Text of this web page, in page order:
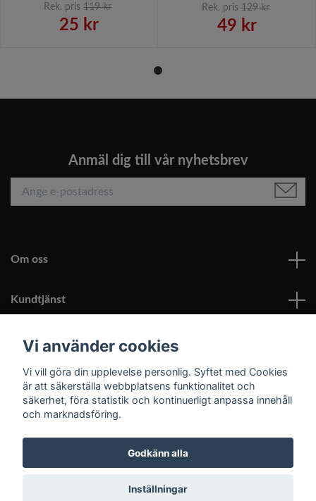
Rek. pris 119 kr
25 kr
linnefärginne.
Rek. pris 129 kr
49 kr
Anmäl dig till vår nyhetsbrev
Om oss
Kundtjänst
Läs mer
Sociala medier
© 2026 Roomoutlet.se
Vi använder cookies
Vi vill göra din upplevelse personlig. Syftet med Cookies
är att säkerställa webbplatsens funktionalitet och
säkerhet, föra statistik och kontinuerligt anpassa innehåll
och marknadsföring.
Godkänn alla
Inställningar